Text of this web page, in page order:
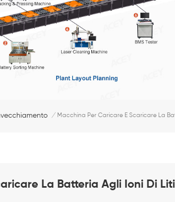
/ Macchina Per Caricare E Scaricare La
La Batteria Agli Ioni Di